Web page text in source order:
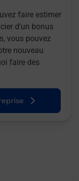
faire estimer
d’un bonus
vous pouvez
nouveau
faire des